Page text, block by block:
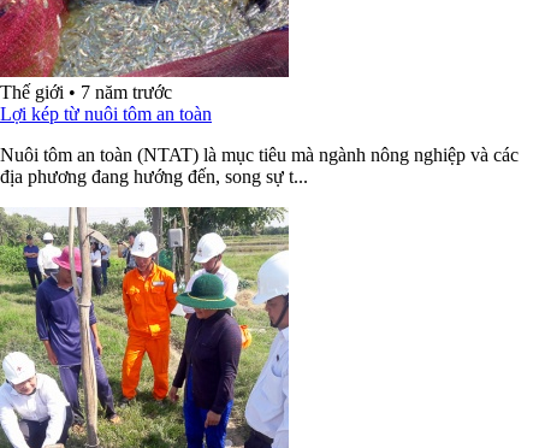
Thế giới • 7 năm trước
Lợi kép từ nuôi tôm an toàn
Nuôi tôm an toàn (NTAT) là mục tiêu mà ngành nông nghiệp và các
địa phương đang hướng đến, song sự t...